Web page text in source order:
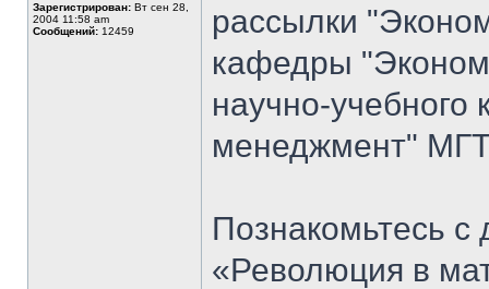
Зарегистрирован: Вт сен 28,
2004 11:58 am
Сообщений: 12459
рассылки
кафедры
научно-
менеджмент"
Познакомьтесь
«Революция в